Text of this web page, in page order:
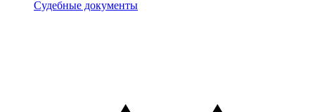
Документы
Судебные документы